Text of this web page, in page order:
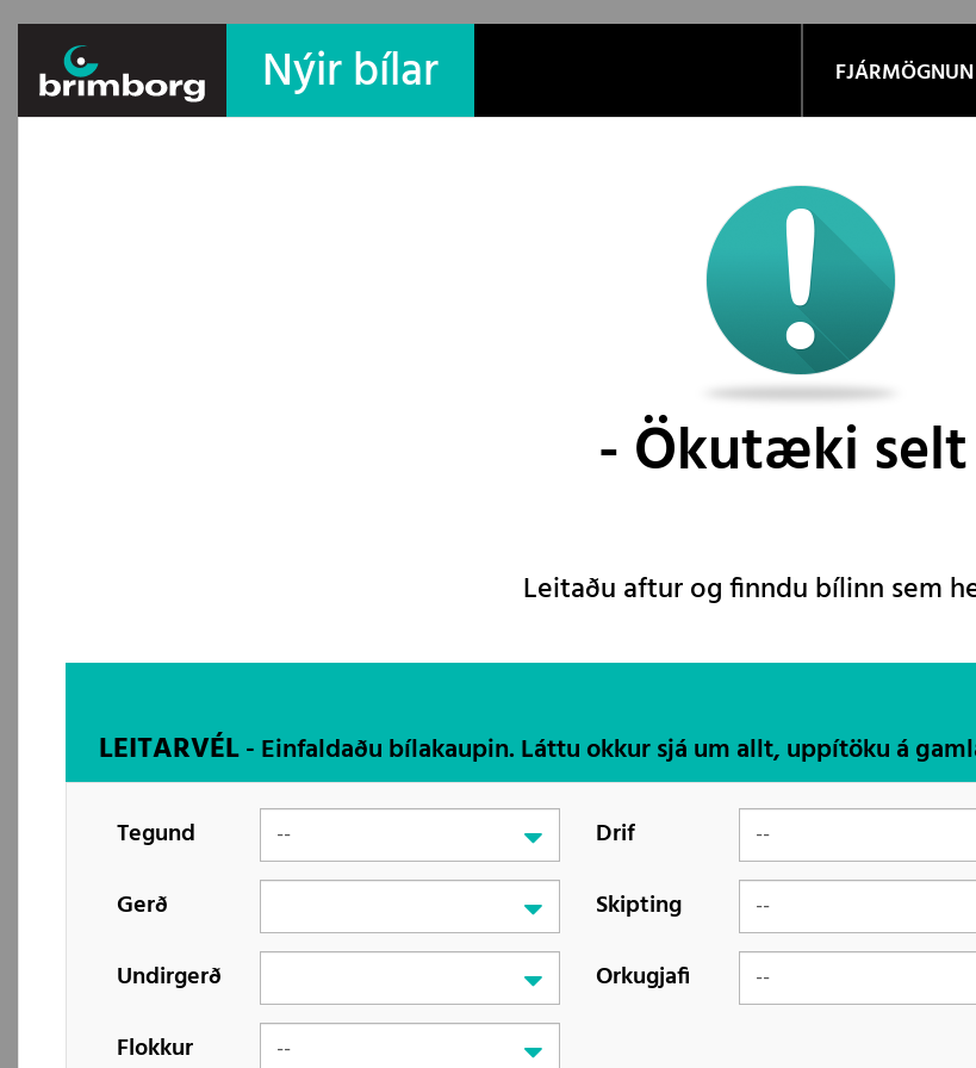
Nýir bílar FJÁRMÖGNUN
Ökutæki selt
Leitaðu aftur og finndu bílinn sem
LEITARVÉL- Einfaldaðu bílakaupin. Láttu okkur sjá um allt, uppítöku á
Tegund
Gerð
Undirgerð
Flokkur
Drif
Skipting
Orkugjafi